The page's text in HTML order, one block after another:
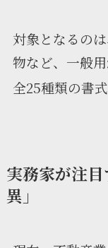
対象となるの
物など、一般
全25種類の書
実務家が注
異」